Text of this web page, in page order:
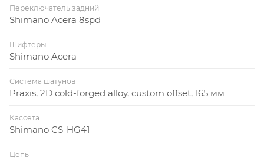
Переключатель задний
Shimano Acera 8spd
Шифтеры
Shimano Acera
Система шатунов
Praxis, 2D cold-forged alloy, custom offset, 165 мм
Кассета
Shimano CS-HG41
Цепь